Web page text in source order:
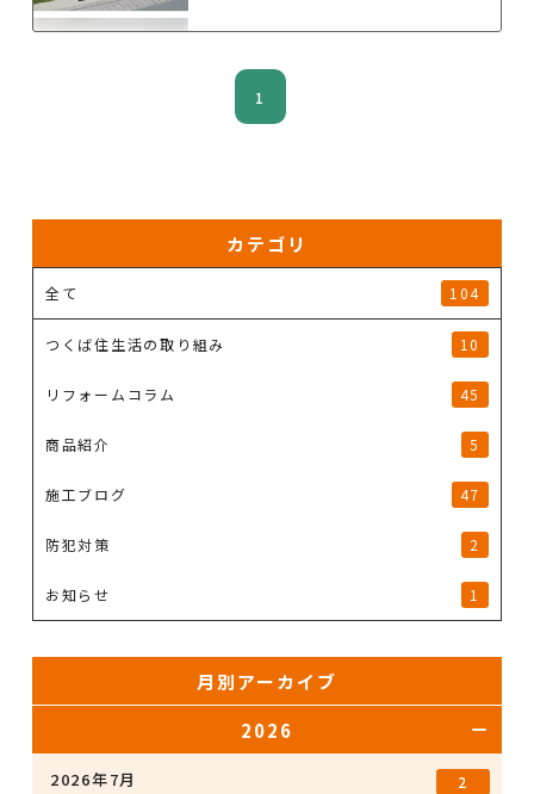
1
カテゴリ
全て 104
つくば住生活の取り組み 10
リフォームコラム 45
商品紹介 5
施工ブログ 47
防犯対策 2
お知らせ 1
月別アーカイブ
2026
2026年7月 2